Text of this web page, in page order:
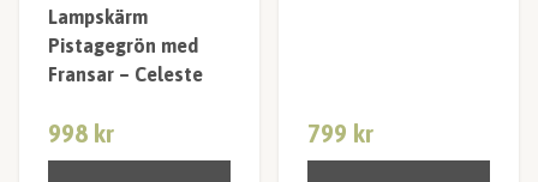
Lampskärm
Pistagegrön med
Fransar – Celeste
998 kr 799 kr